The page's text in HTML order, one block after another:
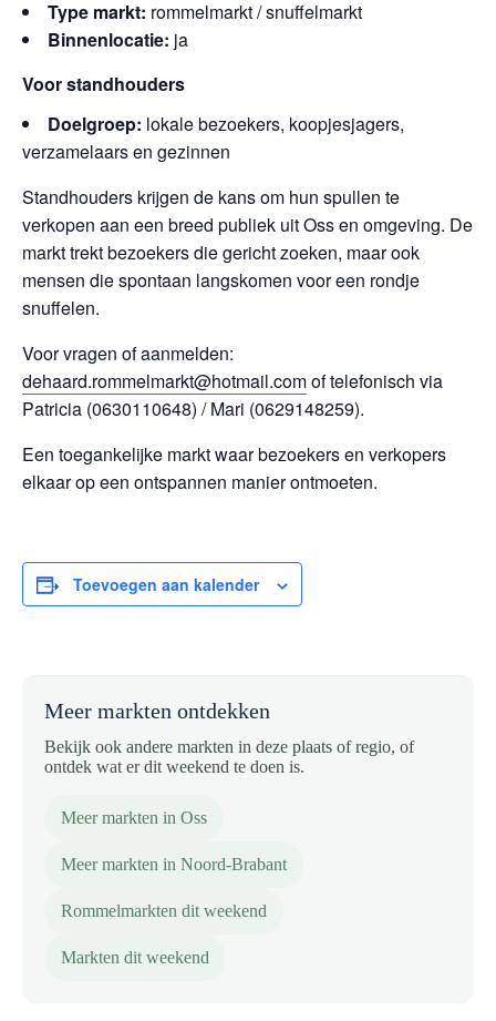
Type markt: rommelmarkt / snuffelmarkt
Binnenlocatie: ja
Voor standhouders
Doelgroep: lokale bezoekers, koopjesjagers,
verzamelaars en gezinnen
Standhouders krijgen de kans om hun spullen te
verkopen aan een breed publiek uit Oss en omgeving. De
markt trekt bezoekers die gericht zoeken, maar ook
mensen die spontaan langskomen voor een rondje
snuffelen.
Voor vragen of aanmelden:
dehaard.rommelmarkt@hotmail.comof telefonisch via
Patricia (0630110648) / Mari (0629148259).
Een toegankelijke markt waar bezoekers en verkopers
elkaar op een ontspannen manier ontmoeten.
Toevoegen aan kalender
Meer markten ontdekken
Bekijk ook andere markten in deze plaats of regio, of
ontdek wat er dit weekend te doen is.
Meer markten in Oss
Meer markten in Noord-Brabant
Rommelmarkten dit weekend
Markten dit weekend